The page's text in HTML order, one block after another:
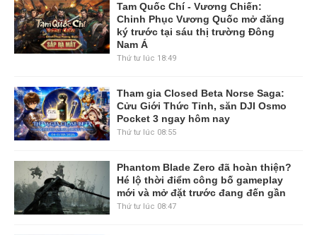
Tam Quốc Chí - Vương Chiến:
Chinh Phục Vương Quốc mở đăng
ký trước tại sáu thị trường Đông
Nam Á
Thứ tư lúc 18:49
Tham gia Closed Beta Norse Saga:
Cửu Giới Thức Tỉnh, săn DJI Osmo
Pocket 3 ngay hôm nay
Thứ tư lúc 08:55
Phantom Blade Zero đã hoàn thiện?
Hé lộ thời điểm công bố gameplay
mới và mở đặt trước đang đến gần
Thứ tư lúc 08:47